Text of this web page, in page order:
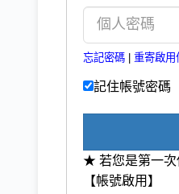
忘記密碼 重寄啟用
記住帳號密碼
★ 若您是第一次
【帳號啟用】